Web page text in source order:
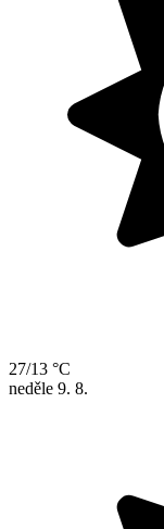
27/13 °C
neděle 9. 8.